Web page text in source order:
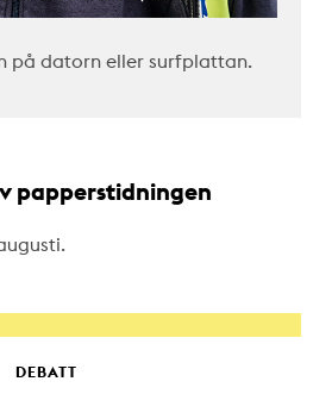
på datorn eller surfplattan.
papperstidningen
DEBATT